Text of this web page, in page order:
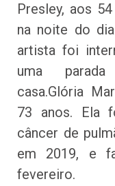
Presley, aos
na noite do
artista foi
uma
casa.Glória
73 anos. Ela
câncer de
em 2019, e
fevereiro.